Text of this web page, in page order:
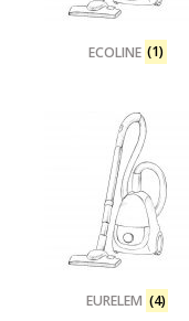
ECOLINE (1)
EURELEM (4)